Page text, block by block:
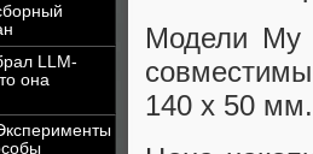
LLM-
она
Модели
140 х 50 мм.